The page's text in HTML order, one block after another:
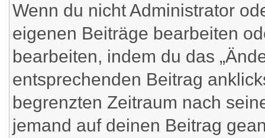
Wenn du nicht Administrator
eigenen Beiträge bearbeiten
bearbeiten, indem du das
entsprechenden Beitrag
begrenzten Zeitraum nach
jemand auf deinen Beitrag